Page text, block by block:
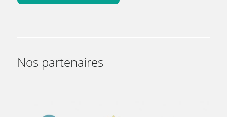
Nos partenaires